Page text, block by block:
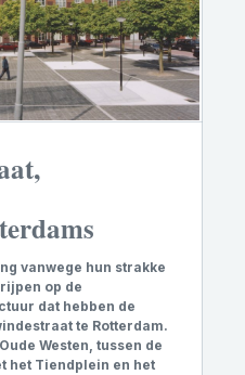
vanwege hun strakke
op de
dat hebben de
te Rotterdam.
Westen, tussen de
het Tiendplein en het